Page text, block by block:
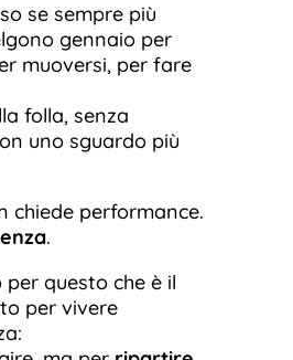
se sempre più
gennaio per
muoversi, per fare
folla, senza
uno sguardo più
chiede performance.
.
per questo che è il
per vivere